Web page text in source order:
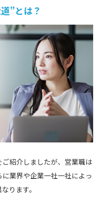
”とは？
紹介しましたが、営業職は
業界や企業一社一社によっ
ります。